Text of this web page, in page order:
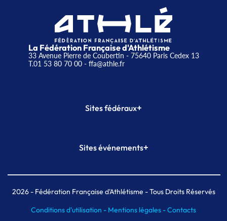
La Fédération Française d'Athlétisme
33 Avenue Pierre de Coubertin - 75640 Paris Cedex 13
T.01 53 80 70 00- ffa@athle.fr
Sites fédéraux+
Plateforme Formation
Sites événements+
Meeting de Paris indoor
MAIF Ekiden de Paris
2026- Fédération Française d'Athlétisme - Tous Droits Réservés
Conditions d'utilisation - Mentions légales -Contacts